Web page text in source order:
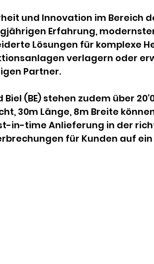
und Innovation im
Erfahrung,
Lösungen für komplexe
verlagern oder
Partner.
(BE) stehen zudem über
30m Länge, 8m Breite
in-time Anlieferung in der
für Kunden auf ein